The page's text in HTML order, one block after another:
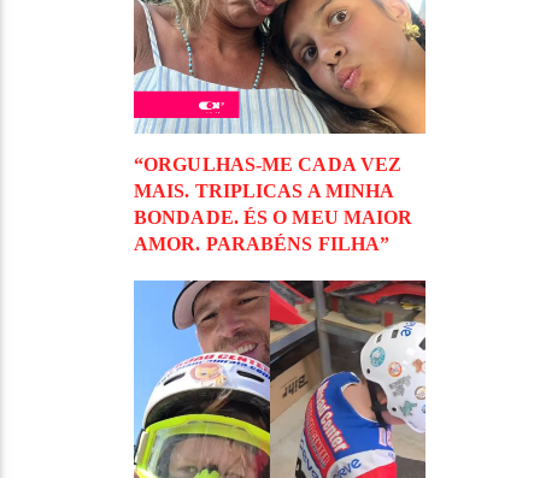
“ORGULHAS-ME CADA VEZ
MAIS. TRIPLICAS A MINHA
BONDADE. ÉS O MEU MAIOR
AMOR. PARABÉNS FILHA”